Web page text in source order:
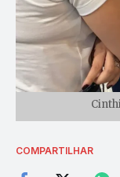
COMPARTILHAR